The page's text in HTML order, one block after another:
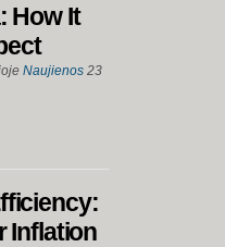
How It
Naujienos 23
Inflation